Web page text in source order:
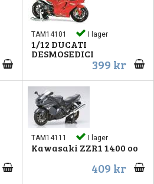
TAM14101 I lager
1/12 DUCATI
DESMOSEDICI
399 kr
TAM14111 I lager
Kawasaki ZZR1 1400 oo
409 kr